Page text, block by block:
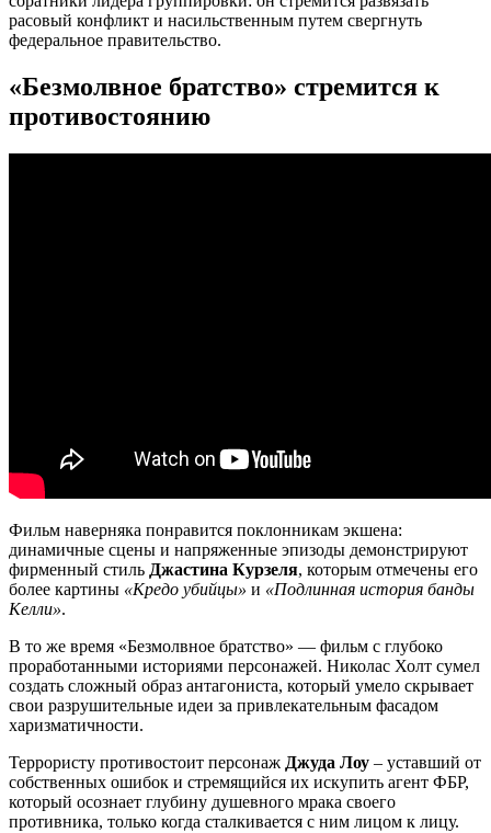
расовый конфликт и насильственным путем свергнуть
федеральное правительство.
«Безмолвное братство» стремится к
противостоянию
Фильм наверняка понравится поклонникам экшена:
динамичные сцены и напряженные эпизоды демонстрируют
фирменный стиль Джастина Курзеля, которым отмечены его
более картины «Кредо убийцы» и «Подлинная история банды
Келли».
В то же время «Безмолвное братство» — фильм с глубоко
проработанными историями персонажей. Николас Холт сумел
создать сложный образ антагониста, который умело скрывает
свои разрушительные идеи за привлекательным фасадом
харизматичности.
Террористу противостоит персонаж Джуда Лоу – уставший от
собственных ошибок и стремящийся их искупить агент ФБР,
который осознает глубину душевного мрака своего
противника, только когда сталкивается с ним лицом к лицу.